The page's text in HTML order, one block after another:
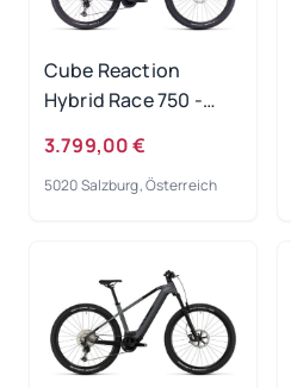
Cube Reaction
Hybrid Race 750 -
Rahmengröße: S
3.799,00 €
5020 Salzburg, Österreich